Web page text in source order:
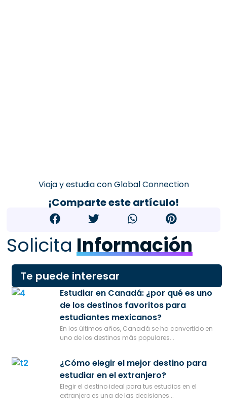
Viaja y estudia con Global Connection
¡Comparte este artículo!
Solicita Información
Te puede interesar
Estudiar en Canadá: ¿por qué es uno
de los destinos favoritos para
estudiantes mexicanos?
En los últimos años, Canadá se ha convertido en
uno de los destinos más populares...
¿Cómo elegir el mejor destino para
estudiar en el extranjero?
Elegir el destino ideal para tus estudios en el
extranjero es una de las decisiones...